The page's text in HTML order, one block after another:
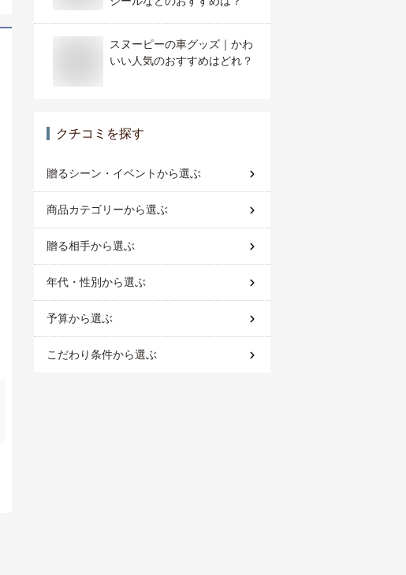
スヌーピーの車グッズ｜かわ
いい人気のおすすめはどれ？
クチコミを探す
贈るシーン・イベントから選ぶ
商品カテゴリーから選ぶ
贈る相手から選ぶ
年代・性別から選ぶ
予算から選ぶ
こだわり条件から選ぶ